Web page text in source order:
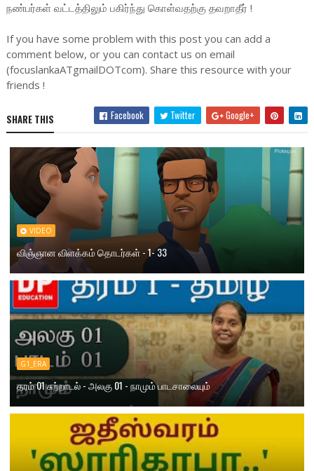
நண்பர்கள் வட்டத்திலும் பகிர்ந்து கொள்வதற்கு தவறாதீர் !
If you have some problem with this post you can add a
comment below, or you can contact us on email
(focuslankaATgmailDOTcom). Share this resource with your
friends !
SHARE THIS Facebook Twitter Google+
VIDEO
விஞ்ஞான விளக்கம் தொடர்கள் - 1- 33
G1_ERA
தரம் 01 சுற்றாடல் - அலகு 01 - நாமும் பாடசாலையும்